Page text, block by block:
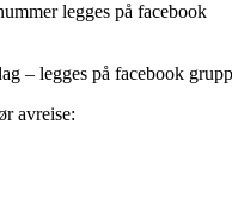
legges på facebook
– legges på facebook
avreise: